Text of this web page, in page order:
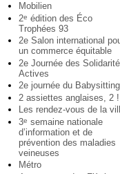
Mobilien
2e édition des Éco
Trophées 93
2e Salon international
un commerce équitable
2e Journée des
Actives
2e journée du Babysitting
2 assiettes anglaises, 2 !
Les rendez-vous de la
3e semaine nationale
d’information et de
prévention des maladies
veineuses
Métro